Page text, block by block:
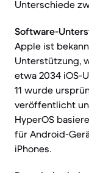
Unterschiede
Software-
Apple ist
Unterstützung,
etwa 2034 iOS-
11 wurde
veröffentlicht
HyperOS
für Android-
iPhones.